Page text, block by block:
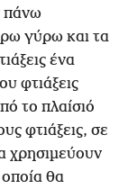
πάνω
γύρω και τα
ένα
φτιάξεις
το πλαίσιό
φτιάξεις, σε
χρησιμεύουν
θα